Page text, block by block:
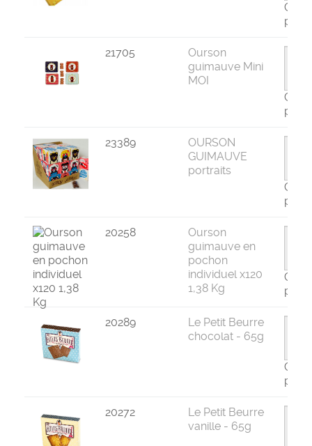
par
21705
Ourson
guimauve Mini
MOI
par
23389
OURSON
GUIMAUVE
portraits
par
20258
Ourson
guimauve en
pochon
individuel x120
1,38 Kg
par
20289
Le Petit Beurre
chocolat - 65g
par 8
20272
Le Petit Beurre
vanille - 65g